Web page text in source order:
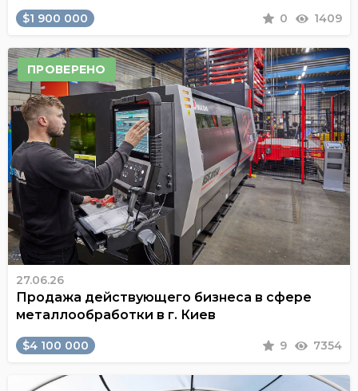
$1 900 000 0 1409
ПРОВЕРЕНО
27.06.26
Продажа действующего бизнеса в сфере
металлообработки в г. Киев
$4 100 000 9 7354